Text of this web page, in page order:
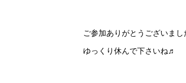
ご参加ありがとうございまし
ゆっくり休んで下さいね♬